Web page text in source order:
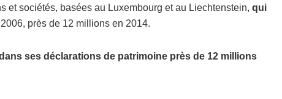
et sociétés, basées au Luxembourg et au Liechtenstein, qui
2006, près de 12 millions en 2014.
ses déclarations de patrimoine près de 12 millions